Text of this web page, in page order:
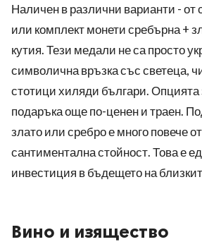
Наличен в различни варианти - от
или комплект монети сребърна +
кутия. Тези медали не са просто
символична връзка със светеца,
стотици хиляди българи. Опцията
подаръка още по-ценен и траен.
злато или сребро е много повече
сантиментална стойност. Това е
инвестиция в бъдещето на
Вино и изящество